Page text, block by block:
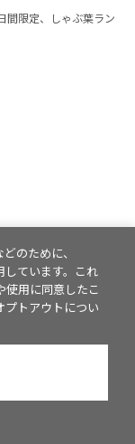
間限定、しゃぶ葉ラン
のために、
しています。これ
使用に同意したこ
プトアウトについ